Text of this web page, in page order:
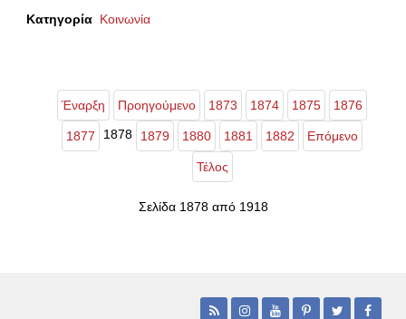
Κατηγορία Κοινωνία
Έναρξη Προηγούμενο 1873 1874 1875 1876
1877 1878 1879 1880 1881 1882 Επόμενο
Τέλος
Σελίδα 1878 από 1918